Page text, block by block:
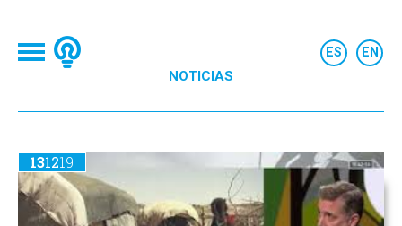
NOTICIAS
131219